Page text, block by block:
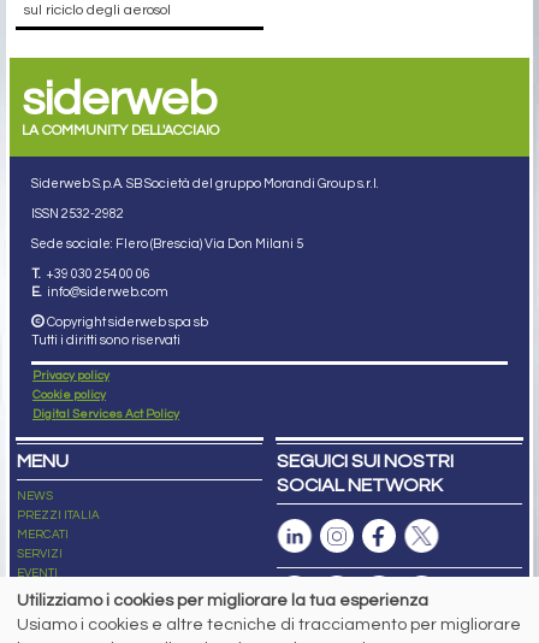
sul riciclo degli aerosol
siderweb
LA COMMUNITY DELL'ACCIAIO
Siderweb S.p.A. SB Società del gruppo Morandi Group s.r.l.
ISSN 2532-2982
Sede sociale: Flero (Brescia) Via Don Milani 5
T. +39 030 254 00 06
E. info@siderweb.com
Copyright siderweb spa sb
Tutti i diritti sono riservati
Privacy policy
Cookie policy
Digital Services Act Policy
MENU
NEWS
PREZZI ITALIA
MERCATI
SERVIZI
EVENTI
ABBONAMENTI
NEWSLETTER
SEGUICI SUI NOSTRI
SOCIAL NETWORK
Utilizziamo i cookies per migliorare la tua esperienza
Usiamo i cookies e altre tecniche di tracciamento per migliorare